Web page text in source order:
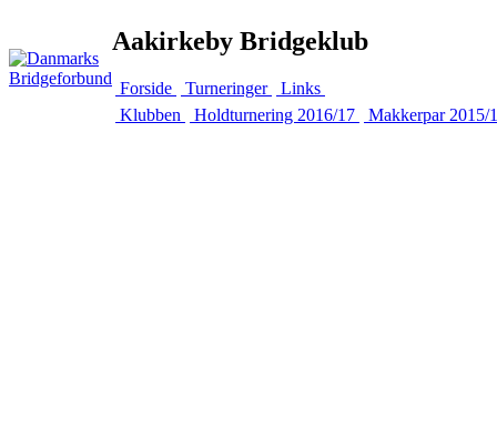
Aakirkeby Bridgeklub
Forside Turneringer
Links
Klubben
Holdturnering 2016/17 Makkerpar 2015/